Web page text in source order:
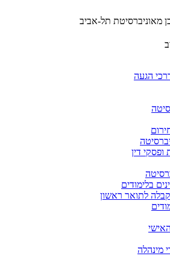
מאוניברסיטת תל-אביב
הגעה
דין
בלימודים
קבלה לתואר ראשון
מינהלה